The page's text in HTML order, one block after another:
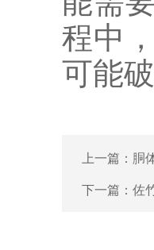
程中
可能
上一篇： 胴
下一篇： 佐